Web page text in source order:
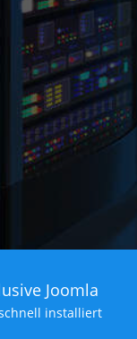
Joomla
installiert